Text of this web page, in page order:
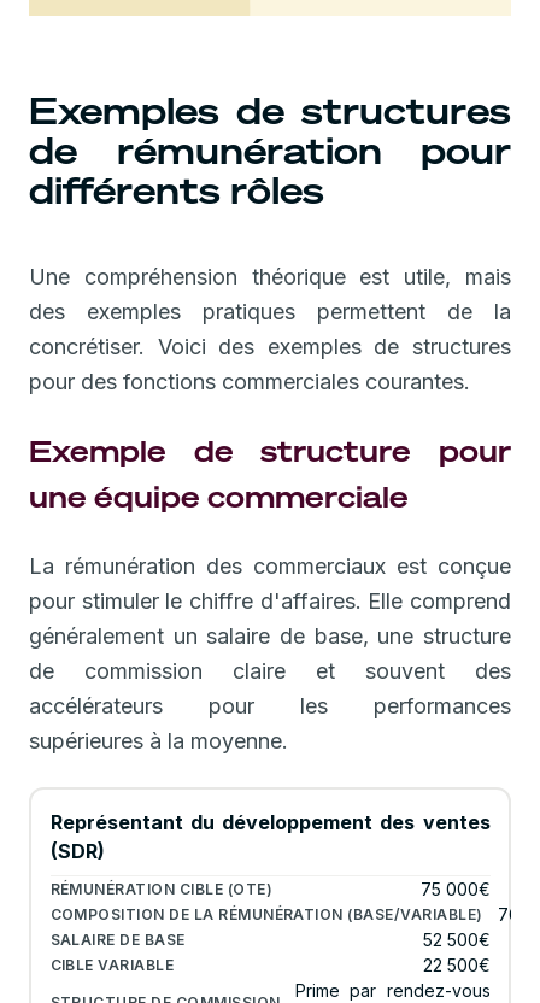
Exemples de structures
de rémunération pour
différents rôles
Une compréhension théorique est utile, mais
des exemples pratiques permettent de la
concrétiser. Voici des exemples de structures
pour des fonctions commerciales courantes.
Exemple de structure pour
une équipe commerciale
La rémunération des commerciaux est conçue
pour stimuler le chiffre d'affaires. Elle comprend
généralement un salaire de base, une structure
de commission claire et souvent des
accélérateurs pour les performances
supérieures à la moyenne.
Représentant du développement des ventes
(SDR)
75 000€
70/
52 500€
22 500€
Prime par rendez-vous